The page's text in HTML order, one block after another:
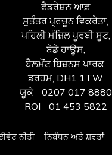
ਫੈਡਰੇਸ਼ਨ ਆਫ਼
ਸੁਤੰਤਰ ਪ੍ਰਚੂਨ ਵਿਕਰੇਤਾ,
ਪਹਿਲੀ ਮੰਜ਼ਿਲ ਪੂਰਬੀ ਸੂਟ,
ਬੇਡੇ ਹਾਊਸ,
ਬੈਲਮੋਂਟ ਬਿਜ਼ਨਸ ਪਾਰਕ,
ਡਰਹਮ, DH1 1TW
ਯੂਕੇ 0207 017 8880
ROI
01 453 5822
ਨੀਤੀ ਨਿਬੰਧਨ ਅਤੇ ਸ਼ਰਤਾਂ